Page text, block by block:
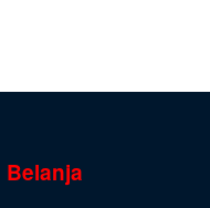
Belanja